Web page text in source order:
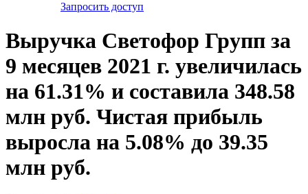
Запросить доступ
Выручка Светофор Групп за
9 месяцев 2021 г. увеличилась
на 61.31% и составила 348.58
млн руб. Чистая прибыль
выросла на 5.08% до 39.35
млн руб.